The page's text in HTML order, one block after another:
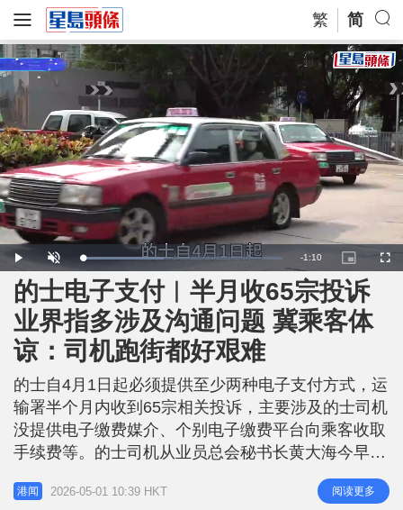
繁 简
P
l
a
y
U
n
u
t
e
L
o
a
d
e
:
4
1
.
1
6
R
e
m
n
n
-1:10
P
i
c
t
u
r
e
-
c
t
r
e
F
u
的士电子支付︱半月收65宗投诉
业界指多涉及沟通问题 冀乘客体
谅：司机跑街都好艰难
的士自4月1日起必须提供至少两种电子支付方式，运
输署半个月内收到65宗相关投诉，主要涉及的士司机
没提供电子缴费媒介、个别电子缴费平台向乘客收取
手续费等。的士司机从业员总会秘书长黄大海今早
（1日）在一个电台节目表示，这些投诉很多时都是
沟通上的问题，希望乘客多体谅，司机亦要醒目一
港闻 2026-05-01 10:39 HKT 阅读更多